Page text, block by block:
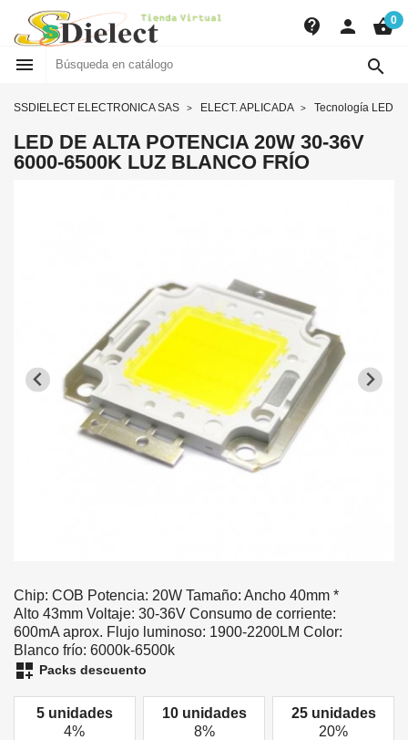
contact_support person shopping_basket0
 
SSDIELECT ELECTRONICA SAS ELECT. APLICADA Tecnología LED
LED DE ALTA POTENCIA 20W 30-36V
6000-6500K LUZ BLANCO FRÍO
Chip: COB Potencia: 20W Tamaño: Ancho 40mm *
Alto 43mm Voltaje: 30-36V Consumo de corriente:
600mA aprox. Flujo luminoso: 1900-2200LM Color:
Blanco frío: 6000k-6500k
dashboard_customize Packs descuento
5 unidades
4%
10 unidades
8%
25 unidades
20%